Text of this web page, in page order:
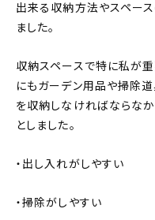
出来る収納方法やスペー
ました。
収納スペースで特に私が
にもガーデン用品や掃除
を収納しなければならな
としました。
・出し入れがしやすい
・掃除がしやすい